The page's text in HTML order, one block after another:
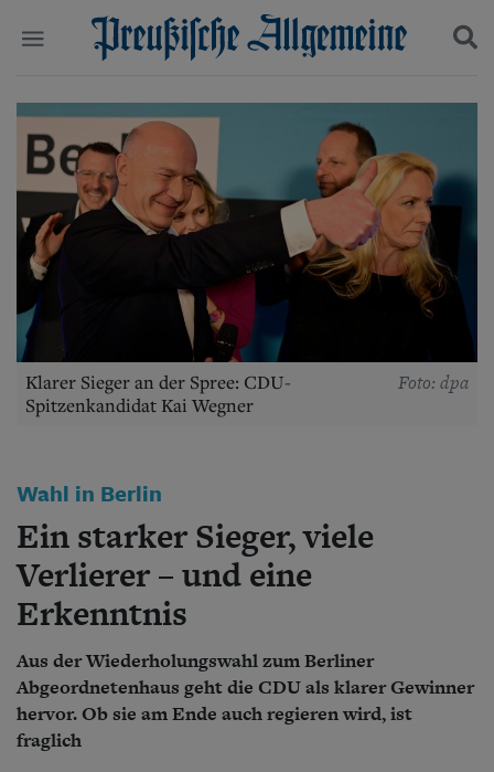
Abonnenten-Login
Abonnent werden
Abo Prämien
Archiv
Panorama
Gesellschaft
Geschichte
Ostpreußen
Pommern
Berlin-Brandenburg
Schlesien
Danzig und Westpreußen
Bücher
Kontakt
Impressum
Datenschutz
Suchen und finden
Foto: dpa
Klarer Sieger an der Spree: CDU-
Spitzenkandidat Kai Wegner
Wahl in Berlin
Ein starker Sieger, viele
Verlierer – und eine
Erkenntnis
Aus der Wiederholungswahl zum Berliner
Abgeordnetenhaus geht die CDU als klarer Gewinner
hervor. Ob sie am Ende auch regieren wird, ist
fraglich